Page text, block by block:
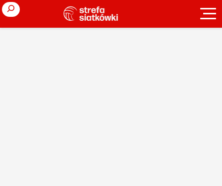
Search